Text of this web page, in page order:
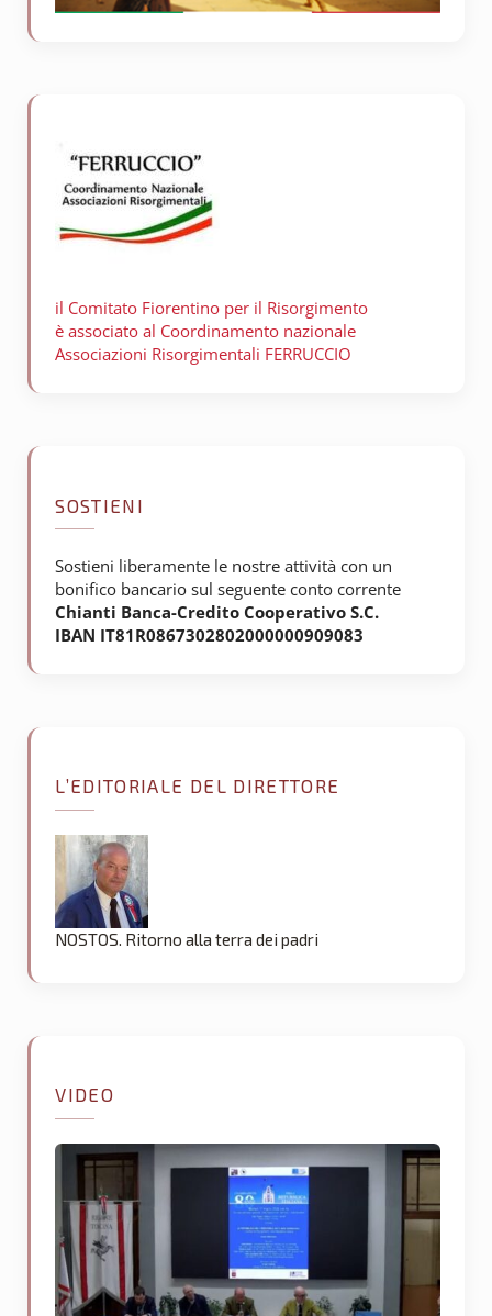
il Comitato Fiorentino per il Risorgimento
è associato al Coordinamento nazionale
Associazioni Risorgimentali FERRUCCIO
SOSTIENI
Sostieni liberamente le nostre attività con un
bonifico bancario sul seguente conto corrente
Chianti Banca-Credito Cooperativo S.C.
IBAN IT81R0867302802000000909083
L’EDITORIALE DEL DIRETTORE
NOSTOS. Ritorno alla terra dei padri
VIDEO